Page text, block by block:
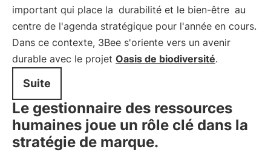
important qui place la durabilité et le bien-être au
centre de l'agenda stratégique pour l'année en cours.
Dans ce contexte, 3Bee s'oriente vers un avenir
durable avec le projet Oasis de biodiversité.
Suite
Le gestionnaire des ressources
humaines joue un rôle clé dans la
stratégie de marque.